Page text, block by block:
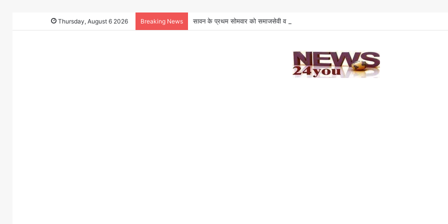
Thursday, August 6 2026 Breaking News